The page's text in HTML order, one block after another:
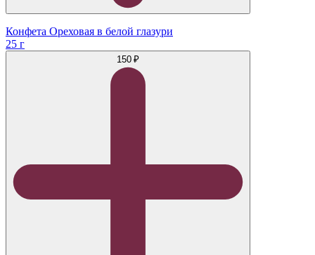
Конфета Ореховая в белой глазури
25 г
150 ₽